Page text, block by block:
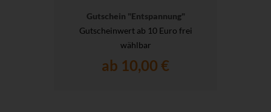
Gutschein "Entspannung"
Gutscheinwert ab 10 Euro frei
wählbar
ab 10,00 €